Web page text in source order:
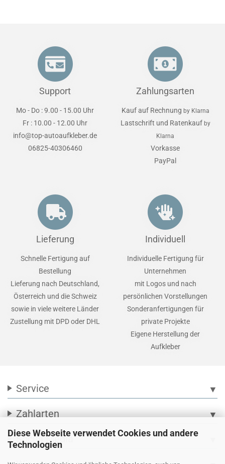
Diese Webseite verwendet Cookies und andere
Technologien
Support
Mo - Do : 9.00 - 15.00 Uhr
Fr : 10.00 - 12.00 Uhr
info@top-autoaufkleber.de
06825-40306460
Zahlungsarten
Kauf auf Rechnung by Klarna
Lastschrift und Ratenkauf by
Klarna
Vorkasse
PayPal
Lieferung
Schnelle Fertigung auf
Bestellung
Lieferung nach Deutschland,
Österreich und die Schweiz
sowie in viele weitere Länder
Zustellung mit DPD oder DHL
Individuell
Individuelle Fertigung für
Unternehmen
mit Logos und nach
persönlichen Vorstellungen
Sonderanfertigungen für
private Projekte
Eigene Herstellung der
Aufkleber
Service ▼
Zahlarten ▼
Social Media